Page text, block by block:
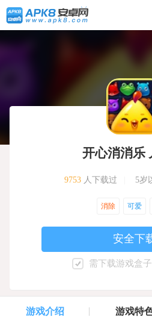
开心消消乐
9753人下载过 5岁
消除 可爱
安全下
需下载游戏盒
游戏介绍 游戏特